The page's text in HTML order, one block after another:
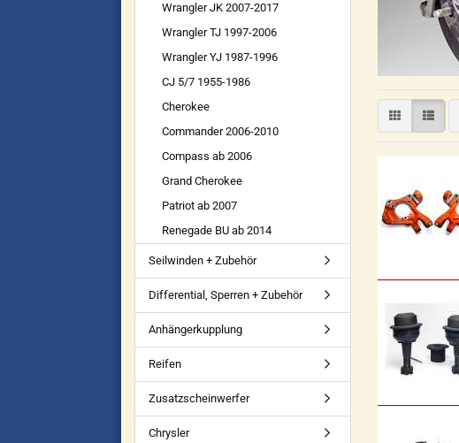
Wrangler JK 2007-2017
Wrangler TJ 1997-2006
Wrangler YJ 1987-1996
CJ 5/7 1955-1986
Cherokee
Commander 2006-2010
Compass ab 2006
Grand Cherokee
Patriot ab 2007
Renegade BU ab 2014
Seilwinden + Zubehör
Differential, Sperren + Zubehör
Anhängerkupplung
Reifen
Zusatzscheinwerfer
Chrysler